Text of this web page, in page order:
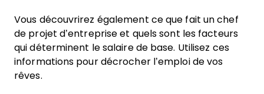
Vous découvrirez également ce que fait un chef
de projet d’entreprise et quels sont les facteurs
qui déterminent le salaire de base. Utilisez ces
informations pour décrocher l’emploi de vos
rêves.